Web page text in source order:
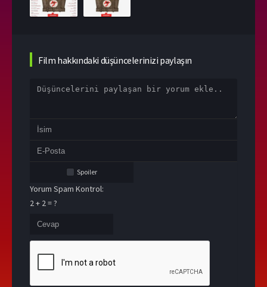
Film hakkındaki düşüncelerinizi paylaşın
Spoiler
Yorum Spam Kontrol:
2 + 2 = ?